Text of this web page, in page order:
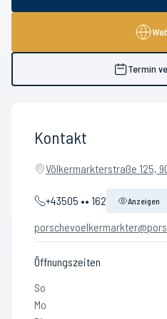
Termin
Kontakt
Völkermarkterstraße 125,
+43505 •• 162 Anzeigen
Öffnungszeiten
So
Mo